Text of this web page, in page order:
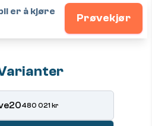
er å kjøre
Prøvekjør
480 021 kr